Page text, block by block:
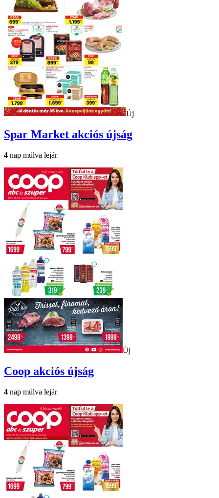
Új
Spar Market akciós újság
4 nap múlva lejár
Új
Coop akciós újság
4 nap múlva lejár